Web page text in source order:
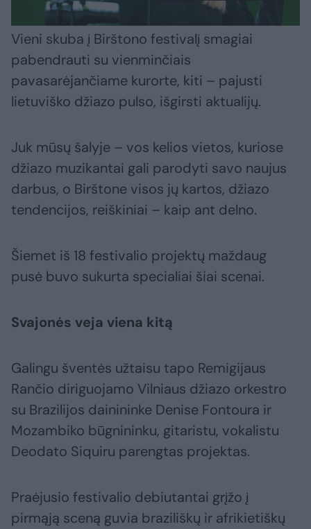
Vieni skuba į Birštono festivalį smagiai
pabendrauti su vienminčiais
pavasarėjančiame kurorte, kiti – pajusti
lietuviško džiazo pulso, išgirsti aktualijų.
Juk mūsų šalyje – vos kelios vietos, kuriose
džiazo muzikantai gali parodyti savo naujus
darbus, o Birštone visos jų kartos, džiazo
tendencijos, reiškiniai – kaip ant delno.
Šiemet iš 18 festivalio projektų maždaug
pusė buvo sukurta specialiai šiai scenai.
Svajonės veja viena kitą
Galingu šventės užtaisu tapo Remigijaus
Rančio diriguojamo Vilniaus džiazo orkestro
su Brazilijos dainininke Denise Fontoura ir
Mozambiko būgnininku, gitaristu, vokalistu
Deodato Siquiru parengtas projektas.
Praėjusio festivalio debiutantai grįžo į
pirmąją sceną guvia braziliškų ir afrikietiškų